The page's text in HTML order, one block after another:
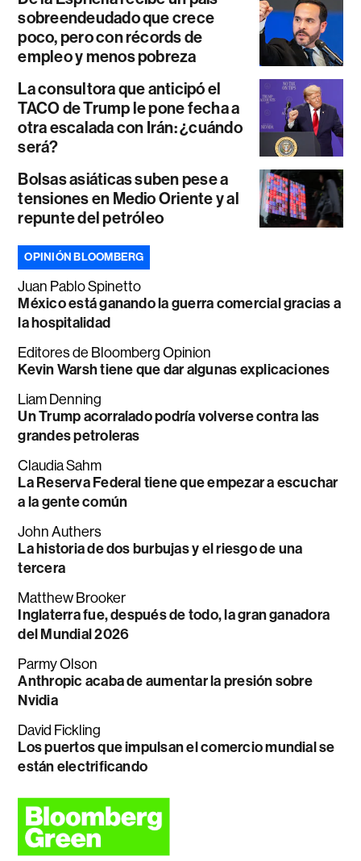
sobreendeudado que crece
poco, pero con récords de
empleo y menos pobreza
La consultora que anticipó el
TACO de Trump le pone fecha a
otra escalada con Irán: ¿cuándo
será?
Bolsas asiáticas suben pese a
tensiones en Medio Oriente y al
repunte del petróleo
OPINIÓN BLOOMBERG
Juan Pablo Spinetto
México está ganando la guerra comercial gracias a
la hospitalidad
Editores de Bloomberg Opinion
Kevin Warsh tiene que dar algunas explicaciones
Liam Denning
Un Trump acorralado podría volverse contra las
grandes petroleras
Claudia Sahm
La Reserva Federal tiene que empezar a escuchar
a la gente común
John Authers
La historia de dos burbujas y el riesgo de una
tercera
Matthew Brooker
Inglaterra fue, después de todo, la gran ganadora
del Mundial 2026
Parmy Olson
Anthropic acaba de aumentar la presión sobre
Nvidia
David Fickling
Los puertos que impulsan el comercio mundial se
están electrificando